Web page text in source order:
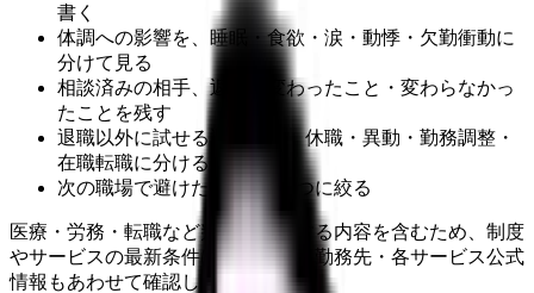
書く
体調への影響を、睡眠・食欲・涙・動悸・欠勤衝動に
分けて見る
相談済みの相手、返答、変わったこと・変わらなかっ
たことを残す
退職以外に試せる選択肢を、休職・異動・勤務調整・
在職転職に分ける
次の職場で避けたい条件を3つに絞る
医療・労務・転職など判断に影響する内容を含むため、制度
やサービスの最新条件は公的機関・勤務先・各サービス公式
情報もあわせて確認してください。